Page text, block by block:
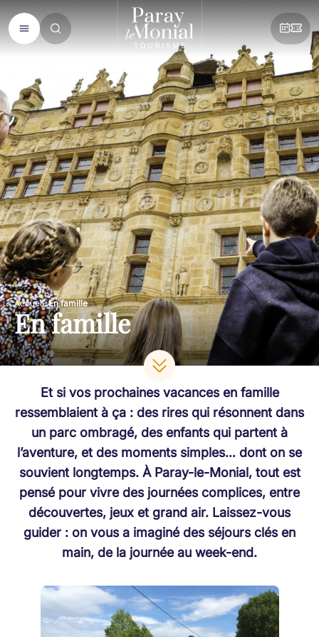
Accueil En famille
En famille
Et si vos prochaines vacances en famille
ressemblaient à ça : des rires qui résonnent dans
un parc ombragé, des enfants qui partent à
l’aventure, et des moments simples… dont on se
souvient longtemps. À Paray-le-Monial, tout est
pensé pour vivre des journées complices, entre
découvertes, jeux et grand air. Laissez-vous
guider : on vous a imaginé des séjours clés en
main, de la journée au week-end.